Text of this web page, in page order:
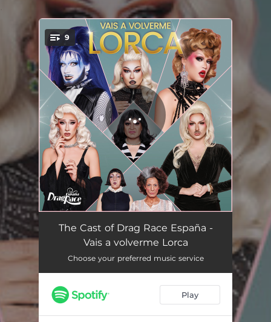
You're all set!
9
Marcha Fúnebre 00:42
Las cinco hermanas 01:18
Pepe el Romano
The Cast of Drag Race España -
Vais a volverme Lorca
Choose your preferred music service
Play